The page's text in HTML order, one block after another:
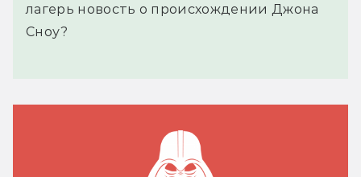
лагерь новость о происхождении Джона
Сноу?